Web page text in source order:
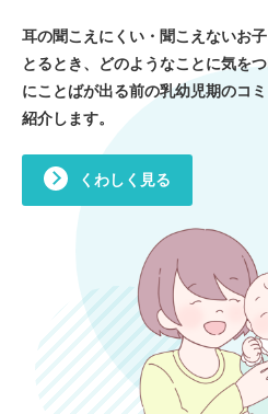
耳の聞こえにくい・聞こえないお
とるとき、どのようなことに気を
にことばが出る前の乳幼児期のコ
紹介します。
くわしく見る